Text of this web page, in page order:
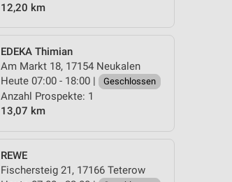
12,20 km
EDEKA Thimian
Am Markt 18, 17154 Neukalen
Heute 07:00 - 18:00 |
Geschlossen
Anzahl Prospekte: 1
13,07 km
REWE
Fischersteig 21, 17166 Teterow